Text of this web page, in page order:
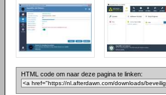
HTML code om naar deze pagina te linken: